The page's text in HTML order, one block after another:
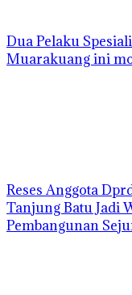
Dua Pelaku
Muarakuang ini
Reses Anggota
Tanjung Batu Jadi
Pembangunan